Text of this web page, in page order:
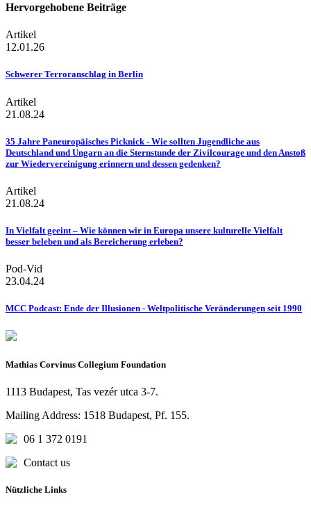
Hervorgehobene Beiträge
Artikel
12.01.26
Schwerer Terroranschlag in Berlin
Artikel
21.08.24
35 Jahre Paneuropäisches Picknick - Wie sollten Jugendliche aus
Deutschland und Ungarn an die Sternstunde der Zivilcourage und den Anstoß
zur Wiedervereinigung erinnern und dessen gedenken?
Artikel
21.08.24
In Vielfalt geeint – Wie können wir in Europa unsere kulturelle Vielfalt
besser beleben und als Bereicherung erleben?
Pod-Vid
23.04.24
MCC Podcast: Ende der Illusionen - Weltpolitische Veränderungen seit 1990
Mathias Corvinus Collegium Foundation
1113 Budapest, Tas vezér utca 3-7.
Mailing Address: 1518 Budapest, Pf. 155.
06 1 372 0191
Contact us
Nützliche Links